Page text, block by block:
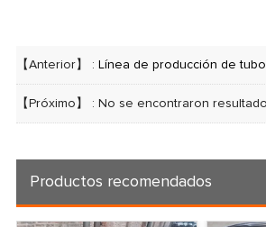
【Anterior】 : Línea de producción de tubos sin
【Próximo】 : No se encontraron
Productos recomendados